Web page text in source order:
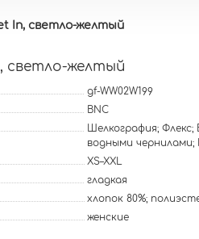
In, светло-желтый
светло-желтый
gf-WW02W199
BNC
Шелкография;
водными
XS–XXL
гладкая
хлопок 80%;
женские